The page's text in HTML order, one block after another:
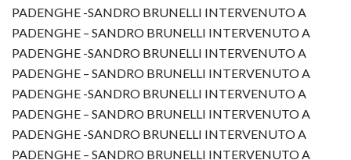
PADENGHE -SANDRO BRUNELLI INTERVENUTO A
PADENGHE – SANDRO BRUNELLI INTERVENUTO A
PADENGHE -SANDRO BRUNELLI INTERVENUTO A
PADENGHE – SANDRO BRUNELLI INTERVENUTO A
PADENGHE -SANDRO BRUNELLI INTERVENUTO A
PADENGHE – SANDRO BRUNELLI INTERVENUTO A
PADENGHE -SANDRO BRUNELLI INTERVENUTO A
PADENGHE – SANDRO BRUNELLI INTERVENUTO A